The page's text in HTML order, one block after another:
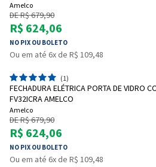
Amelco
DE R$ 679,90
R$ 624,06
NO PIX OU BOLETO
Ou em até 6x de R$ 109,48
(1)
FECHADURA ELÉTRICA PORTA DE VIDRO
FV32ICRA AMELCO
Amelco
DE R$ 679,90
R$ 624,06
NO PIX OU BOLETO
Ou em até 6x de R$ 109,48